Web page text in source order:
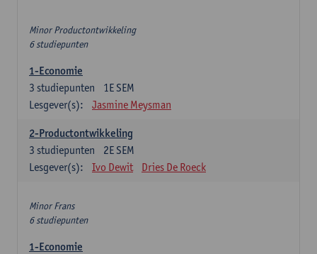
Minor Productontwikkeling
6 studiepunten
1-Economie
1E SEM
3 studiepunten
Lesgever(s):
Jasmine Meysman
2-Productontwikkeling
2E SEM
3 studiepunten
Lesgever(s):
Ivo Dewit Dries De Roeck
Minor Frans
6 studiepunten
1-Economie